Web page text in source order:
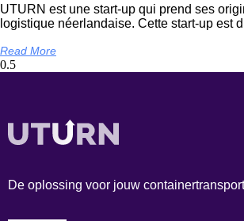
UTURN est une start-up qui prend ses
logistique néerlandaise. Cette start-up est
Read More
De oplossing voor jouw containertransport